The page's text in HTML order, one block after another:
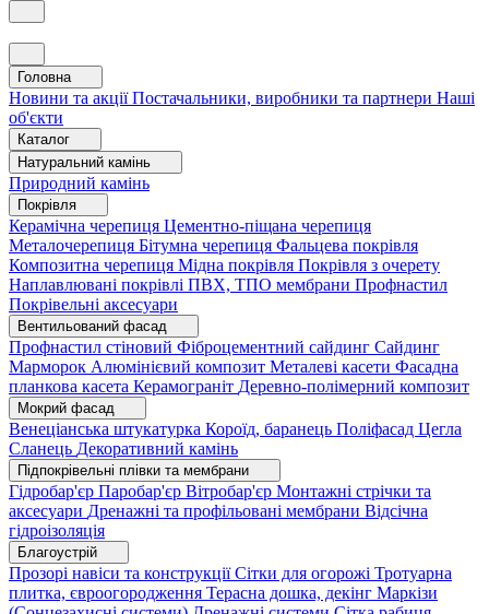
Головна
Новини та акціїПостачальники, виробники та партнери Наші
об'єкти
Каталог
Натуральний камінь
Природний камінь
Покрівля
Керамічна черепиця Цементно-піщана черепиця
Металочерепиця Бітумна черепиця Фальцева покрівля
Композитна черепиця Мідна покрівля Покрівля з очерету
Наплавлювані покрівлі ПВХ, ТПО мембрани Профнастил
Покрівельні аксесуари
Вентильований фасад
Профнастил стіновий Фіброцементний сайдинг Сайдинг
Марморок Алюмінієвий композит Металеві касети Фасадна
планкова касета Керамограніт Деревно-полімерний композит
Мокрий фасад
Венеціанська штукатурка Короїд, баранець Поліфасад Цегла
Сланець Декоративний камінь
Підпокрівельні плівки та мембрани
Гідробар'єр Паробар'єр Вітробар'єр Монтажні стрічки та
аксесуари Дренажні та профільовані мембрани Відсічна
гідроізоляція
Благоустрій
Прозорі навіси та конструкціїСітки для огорожі Тротуарна
плитка, євроогородження Терасна дошка, декінг Маркізи